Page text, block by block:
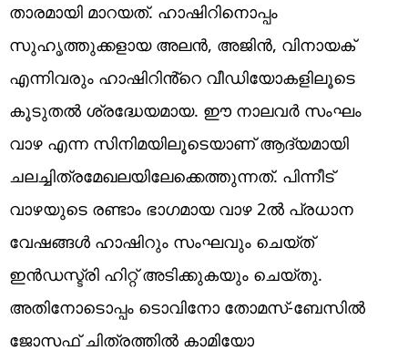
താരമായി മാറയത്. ഹാഷിറിനൊപ്പം
സുഹൃത്തുക്കളായ അലൻ, അജിൻ, വിനായക്
എന്നിവരും ഹാഷിറിൻ്റെ വീഡിയോകളിലൂടെ
കൂടുതൽ ശ്രദ്ധേയമായ. ഈ നാലവർ സംഘം
വാഴ എന്ന സിനിമയിലൂടെയാണ് ആദ്യമായി
ചലച്ചിത്രമേഖലയിലേക്കെത്തുന്നത്. പിന്നീട്
വാഴയുടെ രണ്ടാം ഭാഗമായ വാഴ 2ൽ പ്രധാന
വേഷങ്ങൾ ഹാഷിറും സംഘവും ചെയ്ത്
ഇൻഡസ്ട്രി ഹിറ്റ് അടിക്കുകയും ചെയ്തു.
അതിനോടൊപ്പം ടൊവിനോ തോമസ്-ബേസിൽ
ജോസഫ് ചിത്രത്തിൽ കാമിയോ